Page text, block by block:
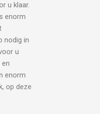
u klaar.
enorm
nodig in
u
enorm
op deze